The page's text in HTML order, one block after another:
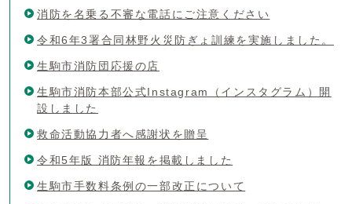
消防を名乗る不審な電話にご注意ください
令和6年3署合同林野火災防ぎょ訓練を実施しました。
生駒市消防団応援の店
生駒市消防本部公式Instagram（インスタグラム）開
設しました
救命活動協力者へ感謝状を贈呈
令和5年版 消防年報を掲載しました
生駒市手数料条例の一部改正について